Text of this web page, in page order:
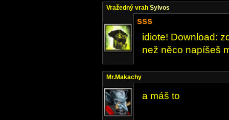
Vražedný vrah Sylvos
sss
idiote! Download:
než něco napíšeš
Mr.Makachy
a máš to